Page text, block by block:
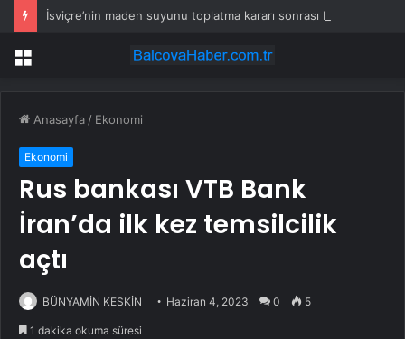
Menü
Anasayfa / Ekonomi
Ekonomi
Rus bankası VTB Bank
İran’da ilk kez temsilcilik
açtı
BÜNYAMİN KESKİN Haziran 4, 2023 0 5
1 dakika okuma süresi